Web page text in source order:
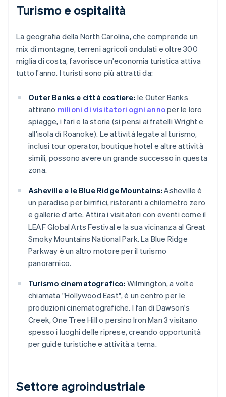
Turismo e ospitalità
La geografia della North Carolina, che comprende un
mix di montagne, terreni agricoli ondulati e oltre 300
miglia di costa, favorisce un'economia turistica attiva
tutto l'anno. I turisti sono più attratti da:
Outer Banks e città costiere: le Outer Banks
attirano milioni di visitatori ogni annoper le loro
spiagge, i fari e la storia (si pensi ai fratelli Wright e
all'isola di Roanoke). Le attività legate al turismo,
inclusi tour operator, boutique hotel e altre attività
simili, possono avere un grande successo in questa
zona.
Asheville e le Blue Ridge Mountains: Asheville è
un paradiso per birrifici, ristoranti a chilometro zero
e gallerie d'arte. Attira i visitatori con eventi come il
LEAF Global Arts Festival e la sua vicinanza al Great
Smoky Mountains National Park. La Blue Ridge
Parkway è un altro motore per il turismo
panoramico.
Turismo cinematografico: Wilmington, a volte
chiamata "Hollywood East", è un centro per le
produzioni cinematografiche. I fan di Dawson's
Creek, One Tree Hill o persino Iron Man 3 visitano
spesso i luoghi delle riprese, creando opportunità
per guide turistiche e attività a tema.
Settore agroindustriale